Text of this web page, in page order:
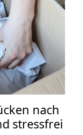
nach
stressfrei